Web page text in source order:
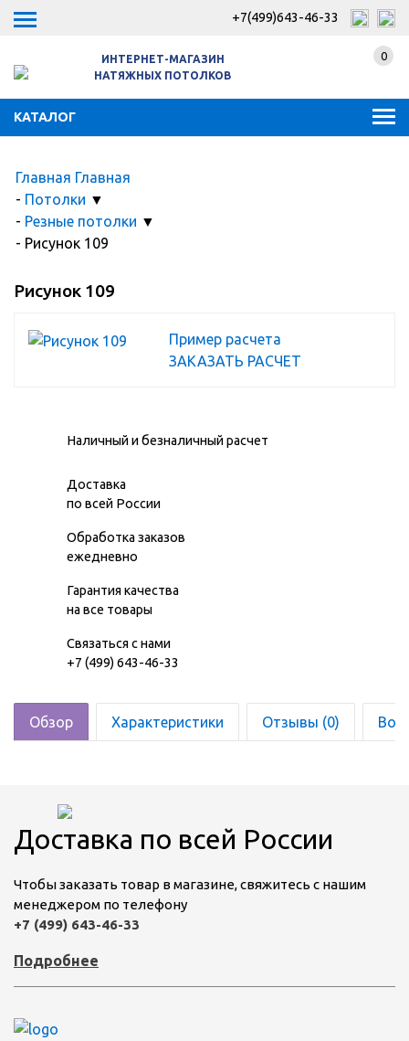
+7(499)643-46-33
ИНТЕРНЕТ-МАГАЗИН
НАТЯЖНЫХ ПОТОЛКОВ
КАТАЛОГ
0
Главная Главная
- Потолки ▼
- Резные потолки ▼
- Рисунок 109
Рисунок 109
Пример расчета
ЗАКАЗАТЬ РАСЧЕТ
Наличный и безналичный расчет
Доставка
по всей России
Обработка заказов
ежедневно
Гарантия качества
на все товары
Связаться с нами
+7 (499) 643-46-33
Обзор Характеристики Отзывы (0)
Доставка по всей России
Чтобы заказать товар в магазине, свяжитесь с нашим
менеджером по телефону
+7 (499) 643-46-33
Подробнее